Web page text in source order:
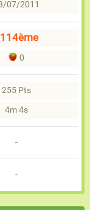
07/2011
0
255 Pts
4m 4s
-
-